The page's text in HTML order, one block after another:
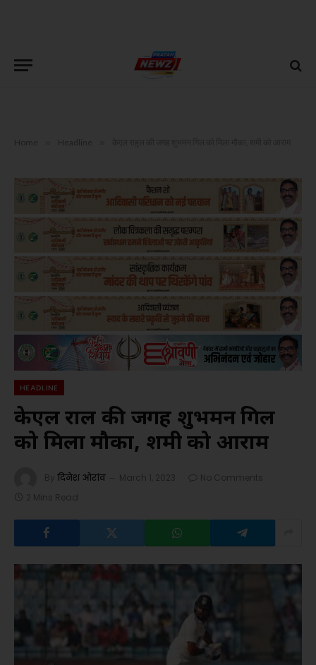
Home Headline
HEADLINE
केएल राहुल की जगह शुभमन गिल
को मिला मौका, शमी को आराम
By दिनेश ओरांव March 1, 2023
No Comments
2 Mins Read